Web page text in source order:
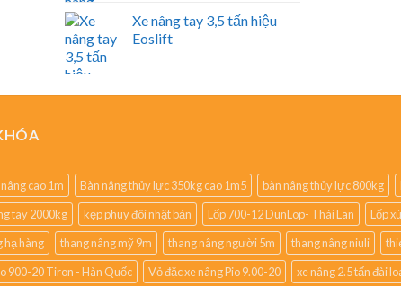
Xe nâng tay 3,5 tấn hiệu
Eoslift
cao 1m Bàn nâng thủy lực 350kg cao 1m5 bàn nâng thủy lực 800kg
tay 2000kg kẹp phuy đôi nhật bản Lốp 700-12 DunLop- Thái Lan Lốp
hạ hàng thang nâng mỹ 9m thang nâng người 5m thang nâng niuli
900-20 Tiron - Hàn Quốc Vỏ đặc xe nâng Pio 9.00-20 xe nâng 2.5 tấn đài